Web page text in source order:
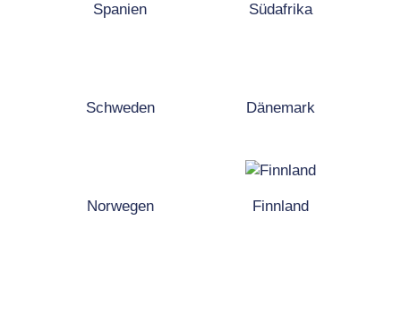
Spanien Südafrika
Schweden Dänemark
Norwegen Finnland